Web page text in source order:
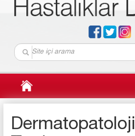
Dermatopatoloji